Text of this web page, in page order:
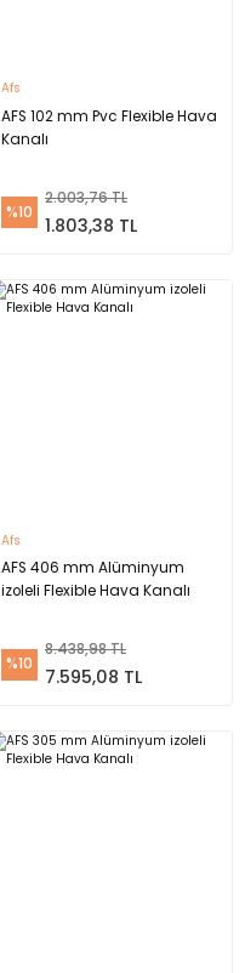
Afs
AFS 102 mm Pvc Flexible Hava
Kanalı
%10
2.003,76 TL
1.803,38 TL
Afs
AFS 406 mm Alüminyum
izoleli Flexible Hava Kanalı
%10
8.438,98 TL
7.595,08 TL